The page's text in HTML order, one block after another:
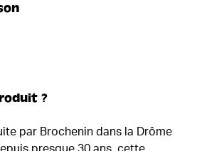
?
par Brochenin dans la Drôme